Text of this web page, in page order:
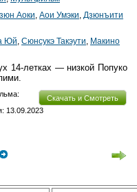
Аоки Аои Умэки Дзюнъити
Юй Сюнсукэ Такэути Макино
14-летках — низкой Попуко
Скачать и Смотреть
13.09.2023